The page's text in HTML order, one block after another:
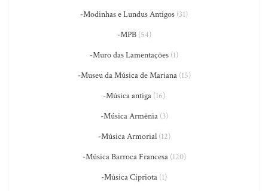
-Modinhas e Lundus Antigos (31)
-MPB(54)
-Muro das Lamentações (1)
-Museu da Música de Mariana(15)
-Música antiga (16)
-Música Armênia(3)
-Música Armorial(12)
-Música Barroca Francesa(120)
-Música Cipriota (1)